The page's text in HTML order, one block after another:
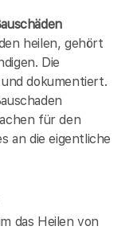
heilen, gehört
Die
dokumentiert.
für den
an die eigentliche
das Heilen von